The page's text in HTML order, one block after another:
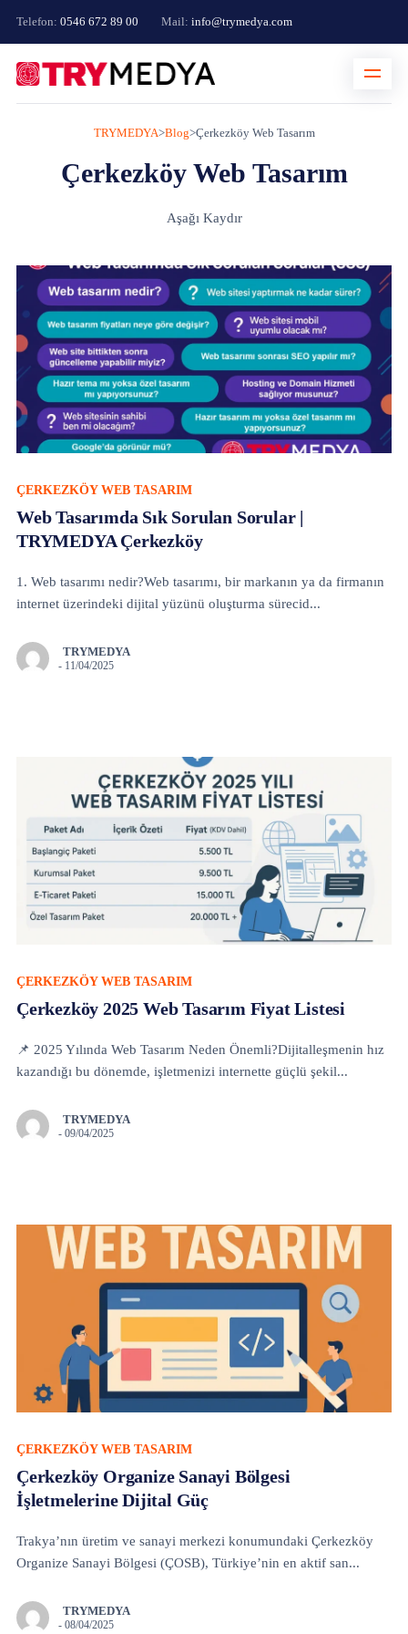
Telefon: 0546 672 89 00 Mail: info@trymedya.com
TRYMEDYA>Blog>Çerkezköy Web Tasarım
Çerkezköy Web Tasarım
Aşağı Kaydır
ÇERKEZKÖY WEB TASARIM
Web Tasarımda Sık Sorulan Sorular |
TRYMEDYA Çerkezköy
1. Web tasarımı nedir?Web tasarımı, bir markanın ya da firmanın
internet üzerindeki dijital yüzünü oluşturma sürecid...
TRYMEDYA
- 11/04/2025
ÇERKEZKÖY WEB TASARIM
Çerkezköy 2025 Web Tasarım Fiyat Listesi
📌 2025 Yılında Web Tasarım Neden Önemli?Dijitalleşmenin hız
kazandığı bu dönemde, işletmenizi internette güçlü şekil...
TRYMEDYA
- 09/04/2025
ÇERKEZKÖY WEB TASARIM
Çerkezköy Organize Sanayi Bölgesi
İşletmelerine Dijital Güç
Trakya’nın üretim ve sanayi merkezi konumundaki Çerkezköy
Organize Sanayi Bölgesi (ÇOSB), Türkiye’nin en aktif san...
TRYMEDYA
- 08/04/2025